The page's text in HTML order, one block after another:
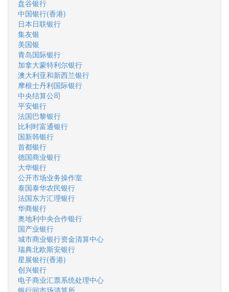
盘谷银行
中国银行(香港)
日本日联银行
集友银
美国银
青岛国际银行
加拿大蒙特利尔银行
澳大利亚和新西兰银行
摩根士丹利国际银行
中央结算公司
平安银行
法国巴黎银行
比利时富通银行
国新韩银行
首都银行
德国商业银行
大华银行
公开市场业务操作室
泰国泰华农民银行
法国东方汇理银行
华商银行
奥地利中央合作银行
国产业银行
城市商业银行资金清算中心
瑞典北欧斯安银行
星展银行(香港)
创兴银行
电子商业汇票系统处理中心
银行间市场清算所